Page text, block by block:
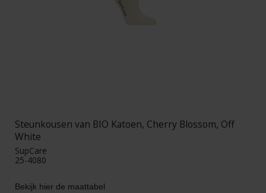
Steunkousen van BIO Katoen, Cherry Blossom, Off
White
SupCare
25-4080
Bekijk hier de maattabel